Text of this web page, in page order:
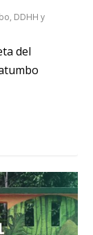
, DDHH y
del